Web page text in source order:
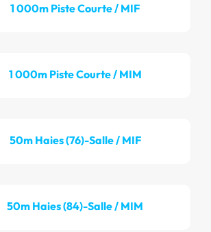
1 000m Piste Courte / MIF
1 000m Piste Courte / MIM
50m Haies (76)-Salle / MIF
50m Haies (84)-Salle / MIM